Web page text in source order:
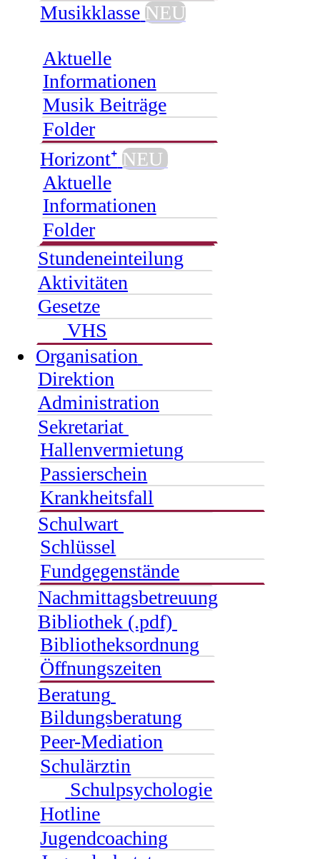
Musikklasse NEU
Aktuelle
Informationen
Musik Beiträge
Folder
Horizont⁺ NEU
Aktuelle
Informationen
Folder
Stundeneinteilung
Aktivitäten
Gesetze
VHS
Organisation
Direktion
Administration
Sekretariat
Hallenvermietung
Passierschein
Krankheitsfall
Schulwart
Schlüssel
Fundgegenstände
Nachmittagsbetreuung
Bibliothek (.pdf)
Bibliotheksordnung
Öffnungszeiten
Beratung
Bildungsberatung
Peer-Mediation
Schulärztin
Schulpsychologie
Hotline
Jugendcoaching